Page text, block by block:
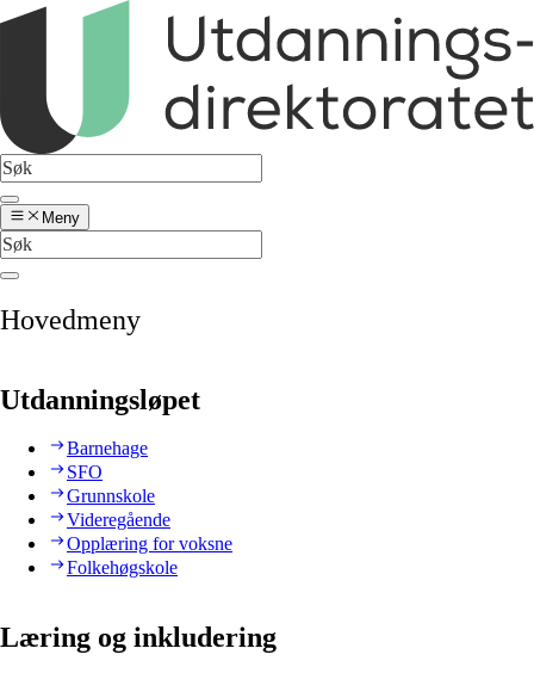
Meny
Hovedmeny
Utdanningsløpet
Barnehage
SFO
Grunnskole
Videregående
Opplæring for voksne
Folkehøgskole
Læring og inkludering